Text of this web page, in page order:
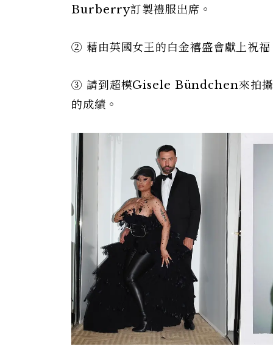
Burberry訂製禮服出席。
② 藉由英國女王的白金禧盛會獻上祝
③ 請到超模Gisele Bündchen來拍攝
的成績。